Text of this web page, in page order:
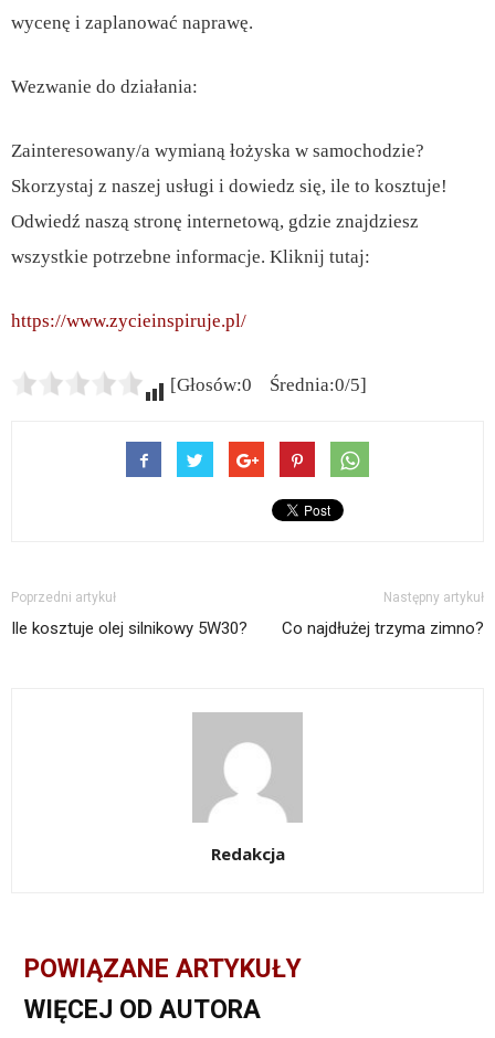
wycenę i zaplanować naprawę.
Wezwanie do działania:
Zainteresowany/a wymianą łożyska w samochodzie?
Skorzystaj z naszej usługi i dowiedz się, ile to kosztuje!
Odwiedź naszą stronę internetową, gdzie znajdziesz
wszystkie potrzebne informacje. Kliknij tutaj:
https://www.zycieinspiruje.pl/
[Głosów:0 Średnia:0/5]
Poprzedni artykuł
Ile kosztuje olej silnikowy 5W30?
Następny artykuł
Co najdłużej trzyma zimno?
Redakcja
POWIĄZANE ARTYKUŁY
WIĘCEJ OD AUTORA